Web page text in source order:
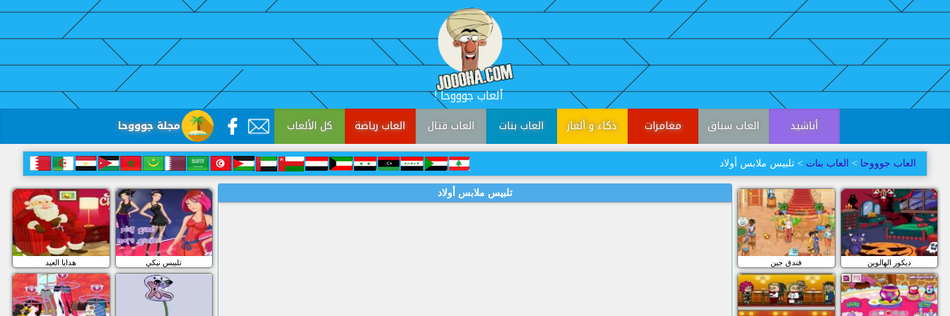
! ألعاب جوووحا
مجلة جوووحا كل الألعاب العاب رياضة العاب قتال العاب بنات ذكاء و ألغاز مغامرات العاب سباق أناشيد
العاب جوووحا > العاب بنات > تلبيس ملابس أولاد
هدايا العيد تلبيس نيكي
تلبيس ملابس أولاد
فندق جين ديكور الهالوين